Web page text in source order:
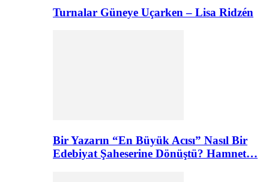
Turnalar Güneye Uçarken – Lisa Ridzén
Bir Yazarın “En Büyük Acısı” Nasıl Bir
Edebiyat Şaheserine Dönüştü? Hamnet…